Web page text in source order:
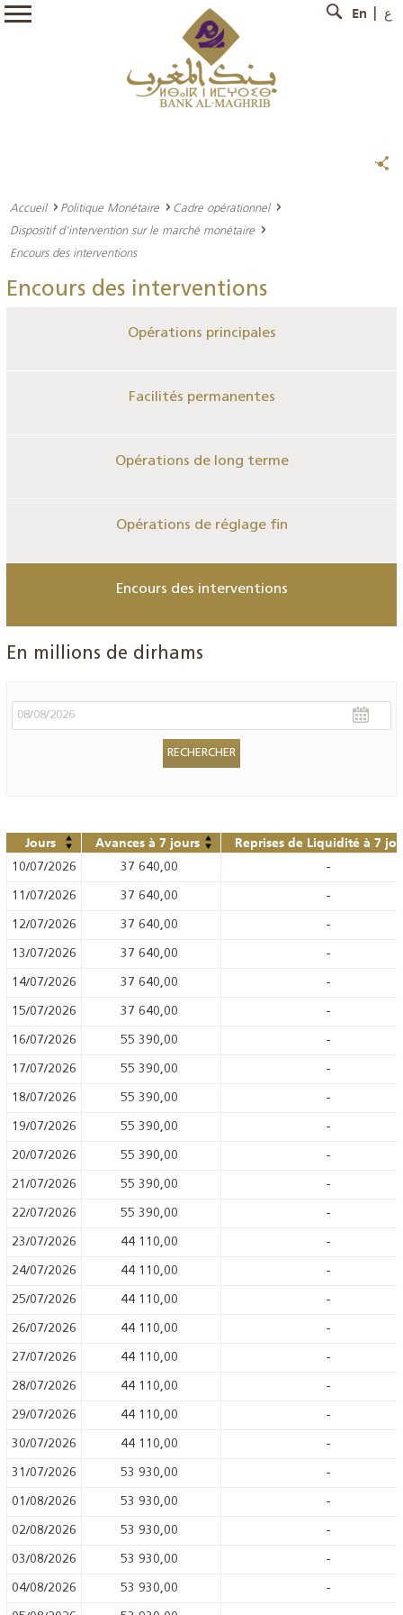
En ع
Accueil Politique Monétaire
Cadre opérationnel
Dispositif d’intervention sur le marché monétaire
Encours des interventions
Encours des interventions
Opérations principales
Facilités permanentes
Opérations de long terme
Opérations de réglage fin
Encours des interventions
En millions de dirhams
Jours Avances à 7 jours Reprises de Liquidité à 7
10/07/2026 37 640,00 -
11/07/2026 37 640,00 -
12/07/2026 37 640,00 -
13/07/2026 37 640,00 -
14/07/2026 37 640,00 -
15/07/2026 37 640,00 -
16/07/2026 55 390,00 -
17/07/2026 55 390,00 -
18/07/2026 55 390,00 -
19/07/2026 55 390,00 -
20/07/2026 55 390,00 -
21/07/2026 55 390,00 -
22/07/2026 55 390,00 -
23/07/2026 44 110,00 -
24/07/2026 44 110,00 -
25/07/2026 44 110,00 -
26/07/2026 44 110,00 -
27/07/2026 44 110,00 -
28/07/2026 44 110,00 -
29/07/2026 44 110,00 -
30/07/2026 44 110,00 -
31/07/2026 53 930,00 -
01/08/2026 53 930,00 -
02/08/2026 53 930,00 -
03/08/2026 53 930,00 -
04/08/2026 53 930,00 -